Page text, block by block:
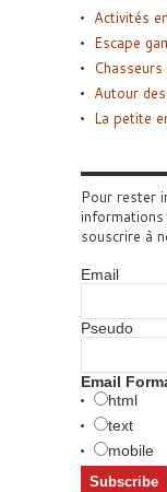
Activités
Escape
Autour
La petite
Pour rester
informations
souscrire à
Email
Pseudo
Email
html
text
mobile